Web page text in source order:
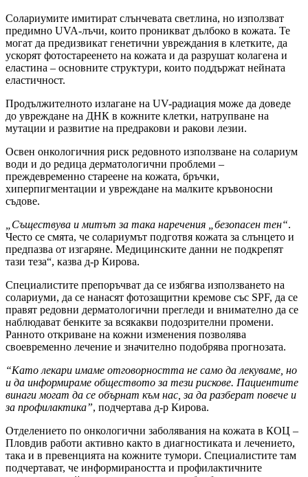
Солариумите имитират слънчевата светлина, но използват
предимно UVA-лъчи, които проникват дълбоко в кожата. Те
могат да предизвикат генетични увреждания в клетките, да
ускорят фотостареенето на кожата и да разрушат колагена и
еластина – основните структури, които поддържат нейната
еластичност.
Продължителното излагане на UV-радиация може да доведе
до увреждане на ДНК в кожните клетки, натрупване на
мутации и развитие на предракови и ракови лезии.
Освен онкологичния риск редовното използване на солариум
води и до редица дерматологични проблеми –
преждевременно стареене на кожата, бръчки,
хиперпигментации и увреждане на малките кръвоносни
съдове.
„Съществува и митът за така наречения „безопасен тен“.
Често се смята, че солариумът подготвя кожата за слънцето и
предпазва от изгаряне. Медицинските данни не подкрепят
тази теза“, казва д-р Кирова.
Специалистите препоръчват да се избягва използването на
солариуми, да се нанасят фотозащитни кремове със SPF, да се
правят редовни дерматологични прегледи и внимателно да се
наблюдават бенките за всякакви подозрителни промени.
Ранното откриване на кожни изменения позволява
своевременно лечение и значително подобрява прогнозата.
“Като лекари имаме отговорността не само да лекуваме, но
и да информираме обществото за тези рискове. Пациентите
винаги могат да се обърнат към нас, за да разберат повече и
за профилактика”, подчертава д-р Кирова.
Отделението по онкологични заболявания на кожата в КОЦ –
Пловдив работи активно както в диагностиката и лечението,
така и в превенцията на кожните тумори. Специалистите там
подчертават, че информираността и профилактичните